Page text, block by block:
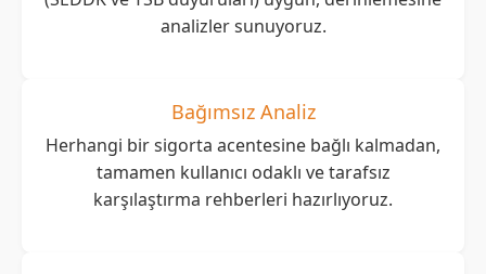
analizler sunuyoruz.
Bağımsız Analiz
Herhangi bir sigorta acentesine bağlı kalmadan,
tamamen kullanıcı odaklı ve tarafsız
karşılaştırma rehberleri hazırlıyoruz.